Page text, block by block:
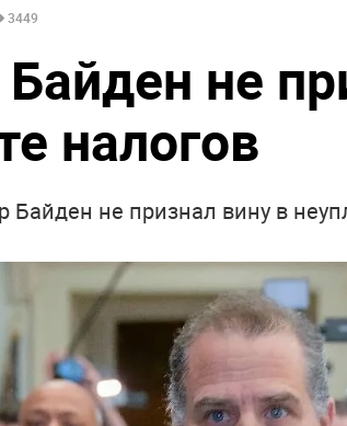
3449
не
налогов
Байден не признал вину в